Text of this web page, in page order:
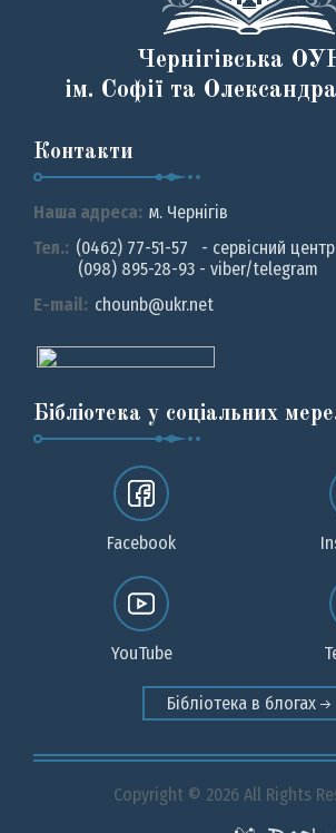
Чернігівська
ім. Софії та
Контакти
Наша адреса: м. Чернiгiв
Тел.: (0462) 77-51-57 - сервісний центр
(098) 895-28-93 - viber/telegram
E-mail: chounb@ukr.net
Бібліотека у соціальних
Facebook
YouTube
Бібліотека в блогах
Copyright © 2026 All Rights